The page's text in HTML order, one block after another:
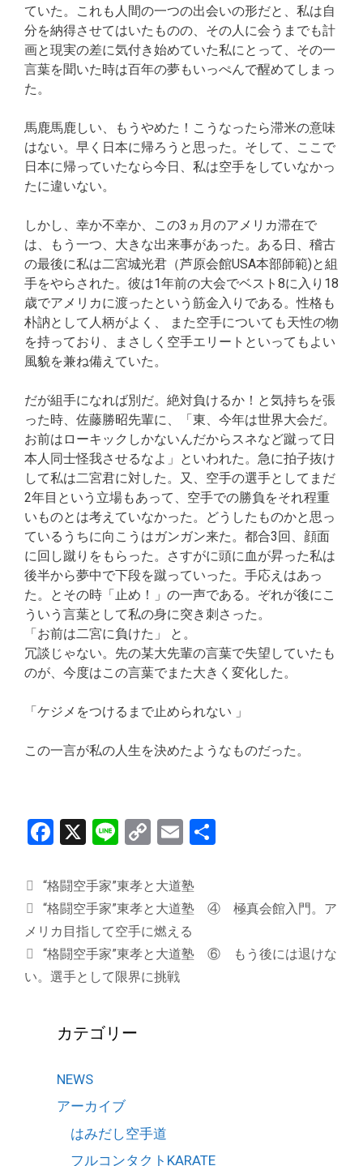
ていた。これも人間の一つの出会いの形だと、私は自
分を納得させてはいたものの、その人に会うまでも計
画と現実の差に気付き始めていた私にとって、その一
言葉を聞いた時は百年の夢もいっぺんで醒めてしまっ
た。
馬鹿馬鹿しい、もうやめた！こうなったら滞米の意味
はない。早く日本に帰ろうと思った。そして、ここで
日本に帰っていたなら今日、私は空手をしていなかっ
たに違いない。
しかし、幸か不幸か、この3ヵ月のアメリカ滞在で
は、もう一つ、大きな出来事があった。ある日、稽古
の最後に私は二宮城光君（芦原会館USA本部師範)と組
手をやらされた。彼は1年前の大会でベスト8に入り18
歳でアメリカに渡ったという筋金入りである。性格も
朴訥として人柄がよく、 また空手についても天性の物
を持っており、まさしく空手エリートといってもよい
風貌を兼ね備えていた。
だが組手になれば別だ。絶対負けるか！と気持ちを張
った時、佐藤勝昭先輩に、「東、今年は世界大会だ。
お前はローキックしかないんだからスネなど蹴って日
本人同士怪我させるなよ」といわれた。急に拍子抜け
して私は二宮君に対した。又、空手の選手としてまだ
2年目という立場もあって、空手での勝負をそれ程重
いものとは考えていなかった。どうしたものかと思っ
ているうちに向こうはガンガン来た。都合3回、顔面
に回し蹴りをもらった。さすがに頭に血が昇った私は
後半から夢中で下段を蹴っていった。手応えはあっ
た。とその時「止め！」の一声である。ぞれが後にこ
ういう言葉として私の身に突き刺さった。
「お前は二宮に負けた」 と。
冗談じゃない。先の某大先輩の言葉で失望していたも
のが、今度はこの言葉でまた大きく変化した。
「ケジメをつけるまで止められない 」
この一言が私の人生を決めたようなものだった。
F
ce
b
o
o
k
X
Li
e
C
py
Li
n
k
E
ail
カ
テ
ゴ
リ
ー
“格闘空手家”東孝と大道塾
“格闘空手家”東孝と大道塾 ④ 極真会館入門。ア
メリカ目指して空手に燃える
“格闘空手家”東孝と大道塾 ⑥ もう後には退けな
い。選手として限界に挑戦
カテゴリー
NEWS
アーカイブ
はみだし空手道
フルコンタクトKARATE